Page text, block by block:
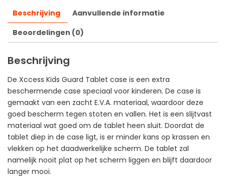
Beschrijving
Aanvullende informatie
Beoordelingen (0)
Beschrijving
De Xccess Kids Guard Tablet case is een extra
beschermende case speciaal voor kinderen. De case is
gemaakt van een zacht E.V.A. materiaal, waardoor deze
goed bescherm tegen stoten en vallen. Het is een slijtvast
materiaal wat goed om de tablet heen sluit. Doordat de
tablet diep in de case ligt, is er minder kans op krassen en
vlekken op het daadwerkelijke scherm. De tablet zal
namelijk nooit plat op het scherm liggen en blijft daardoor
langer mooi.